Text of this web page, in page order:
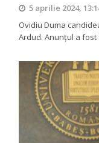
5 aprilie 2024,
Ovidiu Duma
Ardud. Anunțul a fost